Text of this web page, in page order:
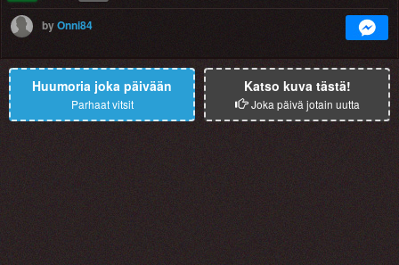
byOnni84
Huumoria joka päivään
Parhaat vitsit
Katso kuva tästä!
Joka päivä jotain uutta